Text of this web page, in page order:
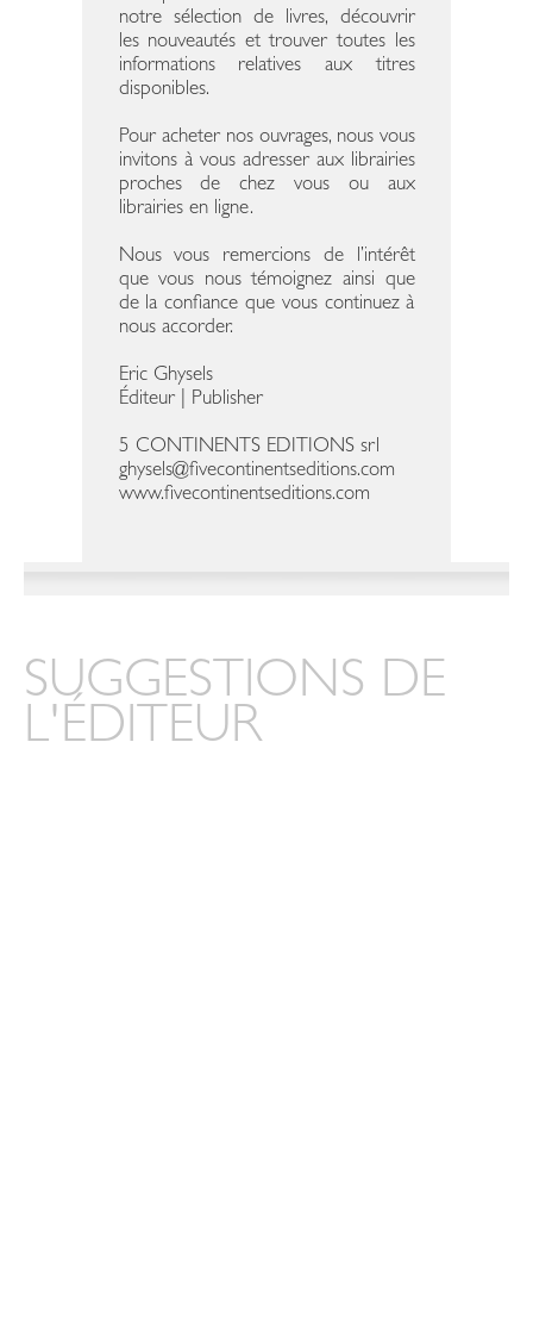
notre sélection de livres, découvrir
les nouveautés et trouver toutes les
informations relatives aux titres
disponibles.
Pour acheter nos ouvrages, nous vous
invitons à vous adresser aux librairies
proches de chez vous ou aux
librairies en ligne.
Nous vous remercions de l’intérêt
que vous nous témoignez ainsi que
de la confiance que vous continuez à
nous accorder.
Eric Ghysels
Éditeur | Publisher
5 CONTINENTS EDITIONS srl
ghysels@fivecontinentseditions.com
www.fivecontinentseditions.com
SUGGESTIONS DE
L'ÉDITEUR